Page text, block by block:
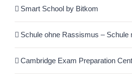
Smart School by Bitkom
Schule ohne Rassismus – Schule
Cambridge Exam Preparation